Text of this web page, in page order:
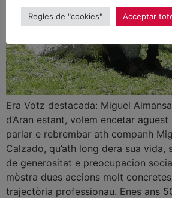
Era Votz destacada: Miguel
d’Aran estant, volem encetar
parlar e rebrembar ath companh
Calzado, qu’ath long dera sua vida,
de generositat e preocupacion
mòstra dues accions molt
trajectòria professionau. Enes ans
Regles de "cookies" Acceptar